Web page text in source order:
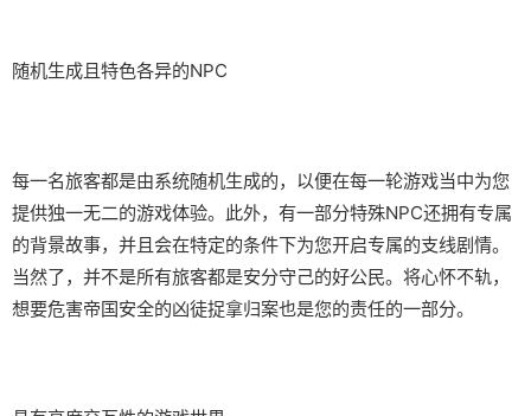
随机生成且特色各异的NPC
每一名旅客都是由系统随机生成的，以便在每一轮游戏当中为您
提供独一无二的游戏体验。此外，有一部分特殊NPC还拥有专属
的背景故事，并且会在特定的条件下为您开启专属的支线剧情。
当然了，并不是所有旅客都是安分守己的好公民。将心怀不轨，
想要危害帝国安全的凶徒捉拿归案也是您的责任的一部分。